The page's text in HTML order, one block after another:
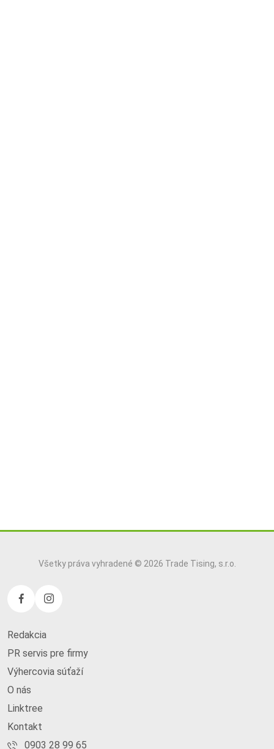
Všetky práva vyhradené © 2026 Trade Tising, s.r.o.
Redakcia
PR servis pre firmy
Výhercovia súťaží
O nás
Linktree
Kontakt
0903 28 99 65